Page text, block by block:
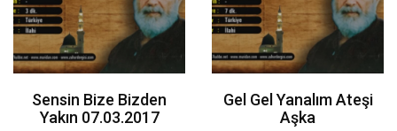
Sensin Bize Bizden
Yakın 07.03.2017
Gel Gel Yanalım Ateşi
Aşka